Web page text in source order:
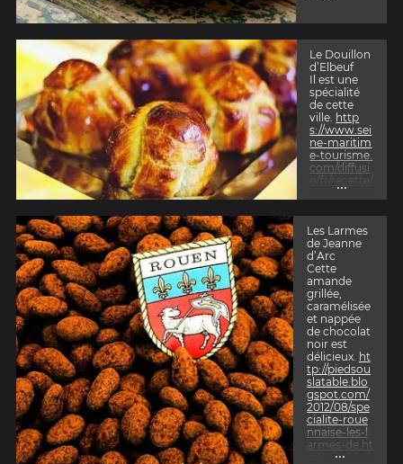
Le Douillon
d’Elbeuf
Il est une
spécialité
de cette
ville. http
s://www.sei
ne-maritim
e-tourisme.
com/diffusi
o/fr/recette/
douillons-d
ORECETNO
R076V50K
OKL.php
...
Les Larmes
de Jeanne
d’Arc
Cette
amande
grillée,
caramélisée
et nappée
de chocolat
noir est
délicieux. ht
tp://piedsou
slatable.blo
gspot.com/
2012/08/spe
cialite-roue
nnaise-les-l
armes-de.ht
...